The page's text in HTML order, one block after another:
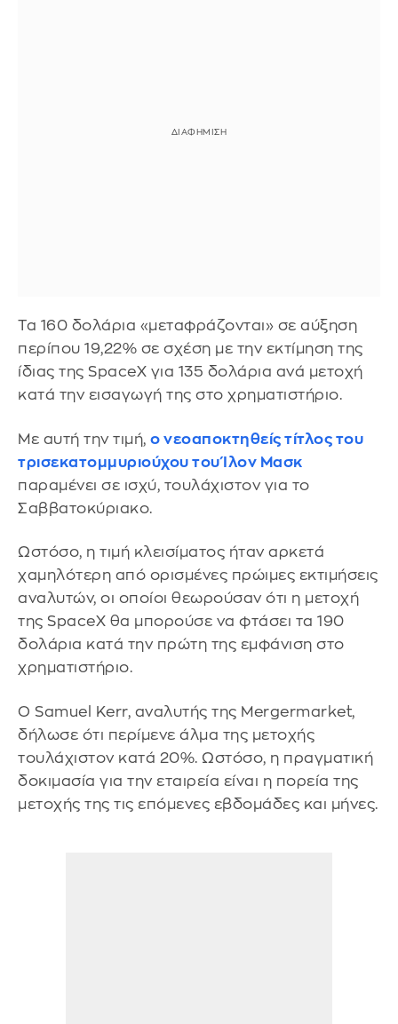
Τα 160 δολάρια «μεταφράζονται» σε αύξηση
περίπου 19,22% σε σχέση με την εκτίμηση της
ίδιας της SpaceX για 135 δολάρια ανά μετοχή
κατά την εισαγωγή της στο χρηματιστήριο.
Με αυτή την τιμή, ο νεοαποκτηθείς τίτλος του
τρισεκατομμυριούχου του Ίλον Μασκ
παραμένει σε ισχύ, τουλάχιστον για το
Σαββατοκύριακο.
Ωστόσο, η τιμή κλεισίματος ήταν αρκετά
χαμηλότερη από ορισμένες πρώιμες εκτιμήσεις
αναλυτών, οι οποίοι θεωρούσαν ότι η μετοχή
της SpaceX θα μπορούσε να φτάσει τα 190
δολάρια κατά την πρώτη της εμφάνιση στο
χρηματιστήριο.
Ο Samuel Kerr, αναλυτής της Mergermarket,
δήλωσε ότι περίμενε άλμα της μετοχής
τουλάχιστον κατά 20%. Ωστόσο, η πραγματική
δοκιμασία για την εταιρεία είναι η πορεία της
μετοχής της τις επόμενες εβδομάδες και μήνες.